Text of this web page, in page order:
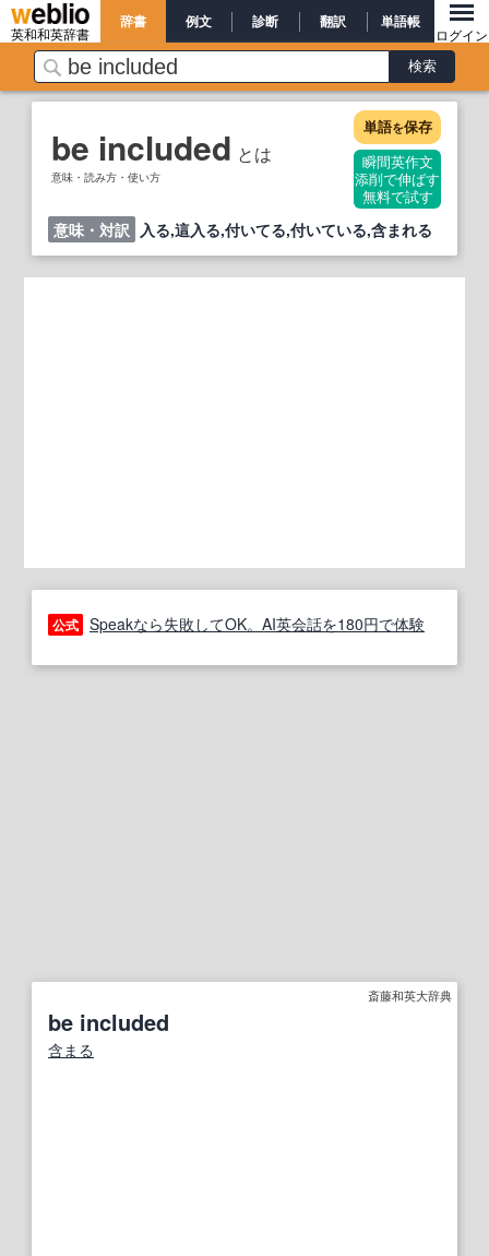
英和和英辞書
辞書 例文 診断 翻訳 単語帳
ログイン
be included とは
意味・読み方・使い方
単語を保存
瞬間英作文
添削で伸ばす
無料で試す
意味・対訳 入る,這入る,付いてる,付いている,含まれる
公式 Speakなら失敗してOK。AI英会話を180円で体験
斎藤和英大辞典
be included
含まる